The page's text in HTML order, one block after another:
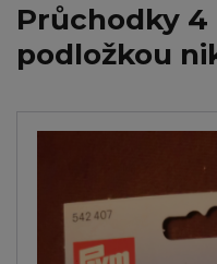
Průchodky 4
podložkou